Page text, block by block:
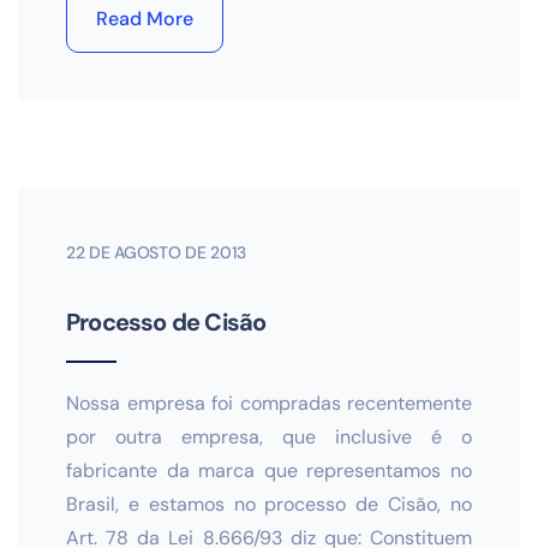
Read More
22 DE AGOSTO DE 2013
Processo de Cisão
Nossa empresa foi compradas recentemente
por outra empresa, que inclusive é o
fabricante da marca que representamos no
Brasil, e estamos no processo de Cisão, no
Art. 78 da Lei 8.666/93 diz que: Constituem